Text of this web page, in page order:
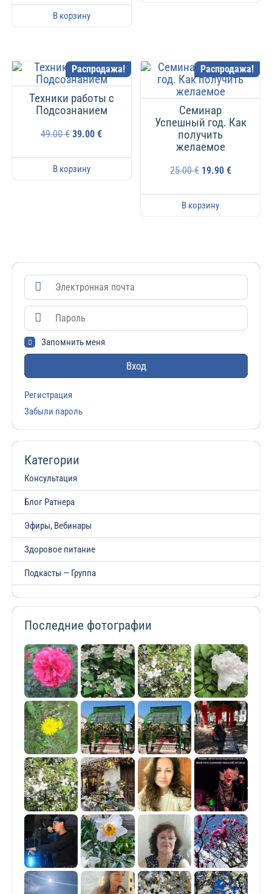
Запомнить меня
Вход
Регистрация
Забыли пароль
Категории
Консультация
Блог Ратнера
Эфиры, Вебинары
Здоровое питание
Подкасты — Группа
Последние фотографии
В корзину
Распродажа!
Техники работы с
Подсознанием
49.00€ 39.00€
В корзину
Распродажа!
Семинар
Успешный год. Как
получить
желаемое
25.00€ 19.90 €
В корзину